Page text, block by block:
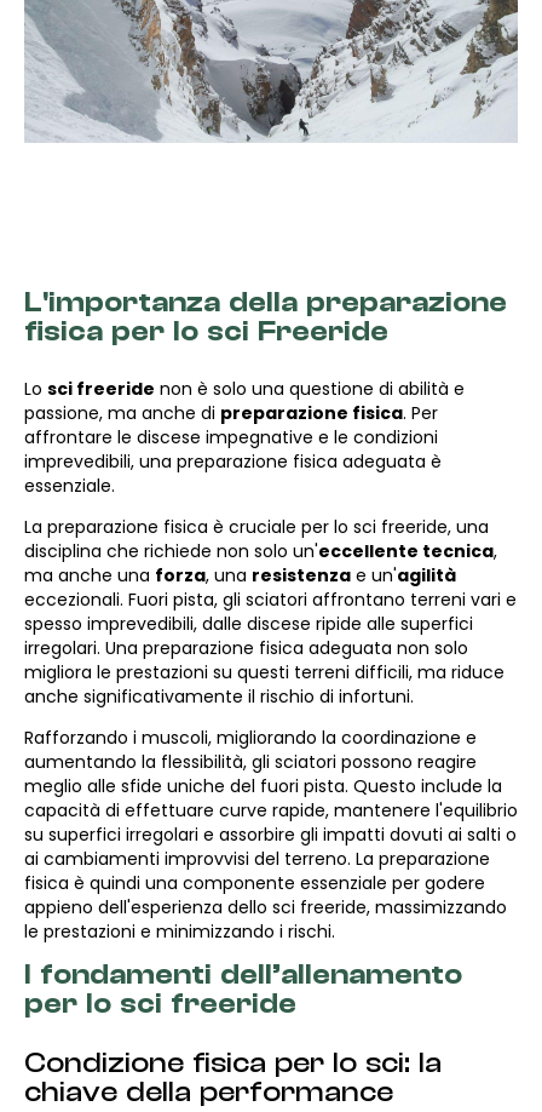
L'importanza della preparazione
fisica per lo sci Freeride
Lo sci freeride non è solo una questione di abilità e
passione, ma anche di preparazione fisica. Per
affrontare le discese impegnative e le condizioni
imprevedibili, una preparazione fisica adeguata è
essenziale.
La preparazione fisica è cruciale per lo sci freeride, una
disciplina che richiede non solo un'eccellente tecnica,
ma anche una forza, una resistenza e un'agilità
eccezionali. Fuori pista, gli sciatori affrontano terreni vari e
spesso imprevedibili, dalle discese ripide alle superfici
irregolari. Una preparazione fisica adeguata non solo
migliora le prestazioni su questi terreni difficili, ma riduce
anche significativamente il rischio di infortuni.
Rafforzando i muscoli, migliorando la coordinazione e
aumentando la flessibilità, gli sciatori possono reagire
meglio alle sfide uniche del fuori pista. Questo include la
capacità di effettuare curve rapide, mantenere l'equilibrio
su superfici irregolari e assorbire gli impatti dovuti ai salti o
ai cambiamenti improvvisi del terreno. La preparazione
fisica è quindi una componente essenziale per godere
appieno dell'esperienza dello sci freeride, massimizzando
le prestazioni e minimizzando i rischi.
I fondamenti dell’allenamento
per lo sci freeride
Condizione fisica per lo sci: la
chiave della performance